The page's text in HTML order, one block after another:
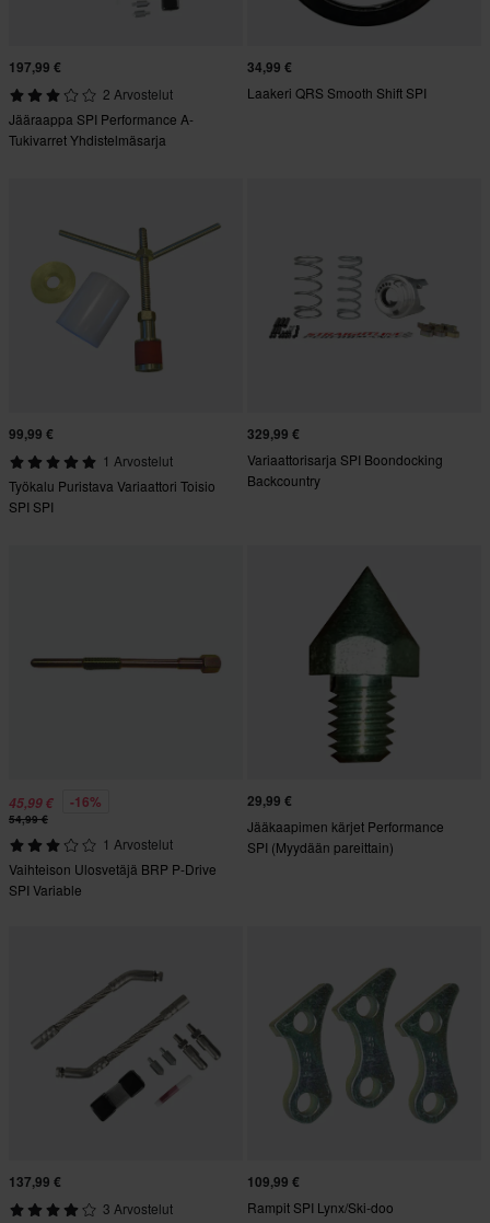
197,99 €
2 Arvostelut
Jääraappa SPI Performance A-
Tukivarret Yhdistelmäsarja
34,99 €
Laakeri QRS Smooth Shift SPI
99,99 €
1 Arvostelut
Työkalu Puristava Variaattori Toisio
SPI SPI
329,99 €
Variaattorisarja SPI Boondocking
Backcountry
45,99 € -16%
54,99 €
1 Arvostelut
Vaihteison Ulosvetäjä BRP P-Drive
SPI Variable
29,99 €
Jääkaapimen kärjet Performance
SPI (Myydään pareittain)
137,99 €
3 Arvostelut
109,99 €
Rampit SPI Lynx/Ski-doo